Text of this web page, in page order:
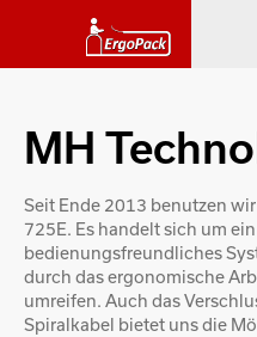
MH
Seit Ende 2013 benutzen
725E. Es handelt sich um
bedienungsfreundliches
durch das ergonomische
umreifen. Auch das
Spiralkabel bietet uns die